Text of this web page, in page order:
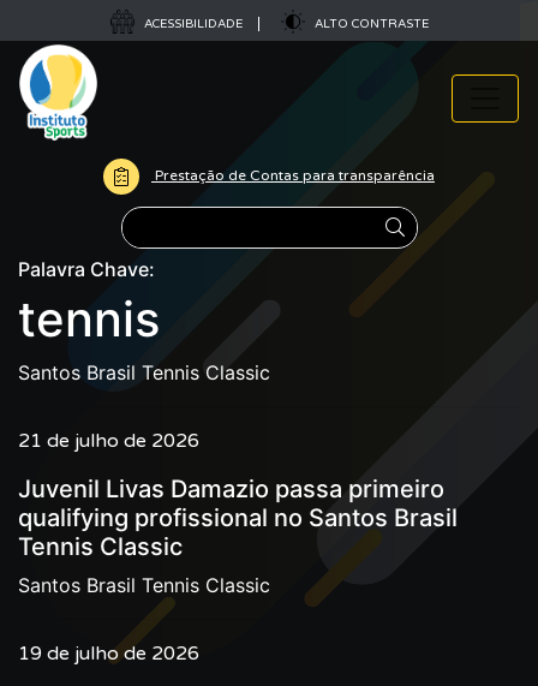
ACESSIBILIDADE ALTO CONTRASTE
Prestação de Contas para transparência
Pesquisar
Palavra Chave:
tennis
Santos Brasil Tennis Classic
21 de julho de 2026
Juvenil Livas Damazio passa primeiro
qualifying profissional no Santos Brasil
Tennis Classic
Santos Brasil Tennis Classic
19 de julho de 2026